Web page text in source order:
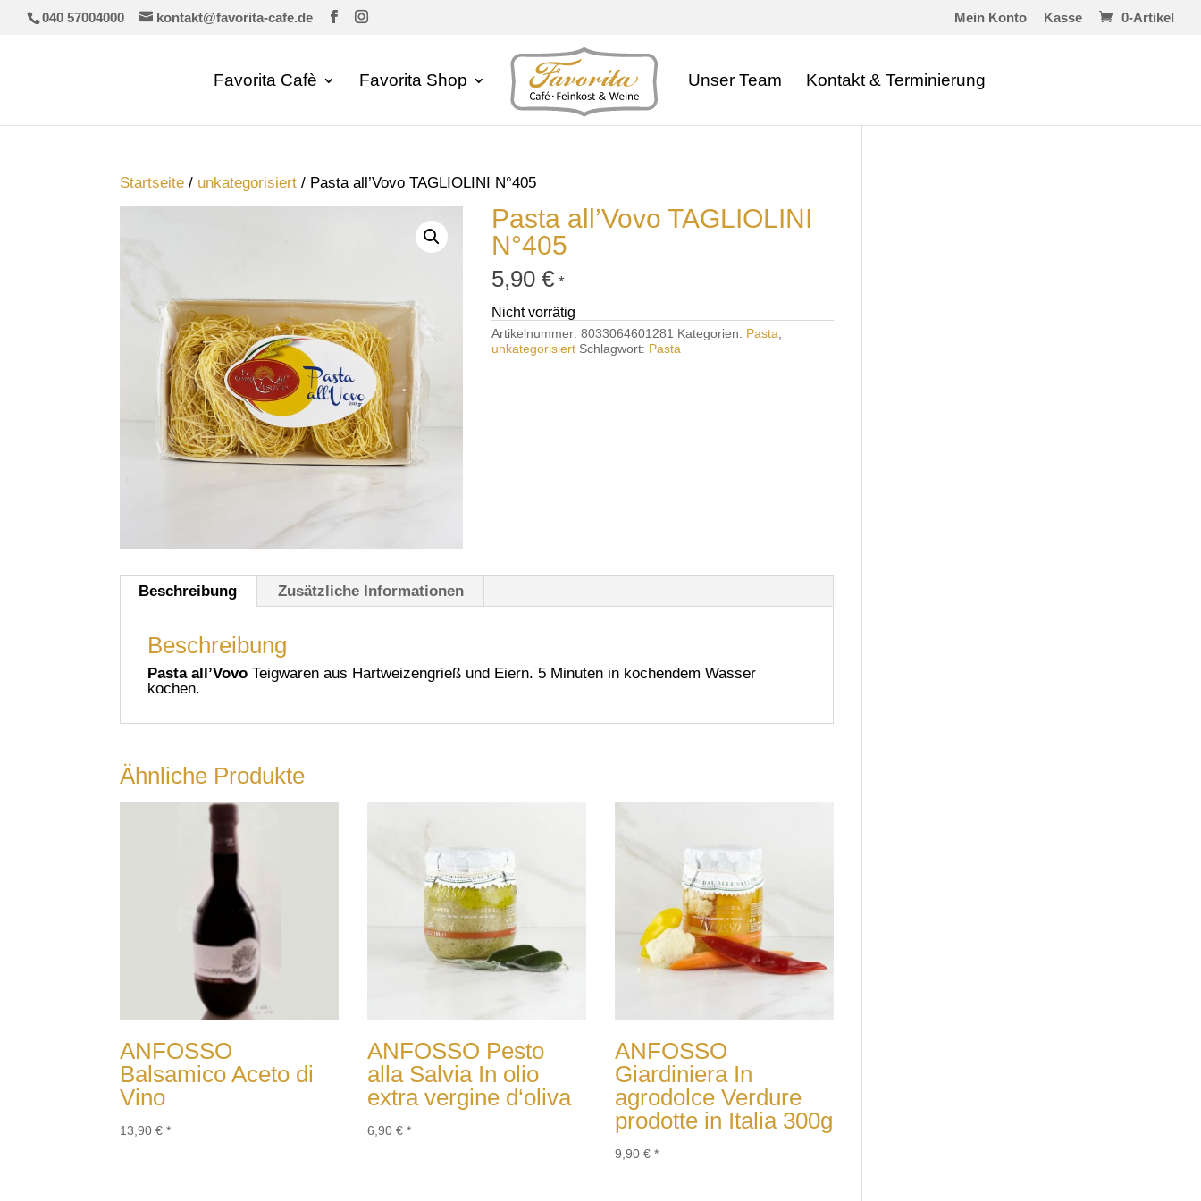
040 57004000 kontakt@favorita-cafe.de Mein Konto Kasse 0-Artikel
Favorita Cafè Favorita Shop Unser Team Kontakt & Terminierung
Startseite / unkategorisiert / Pasta all’Vovo TAGLIOLINI N°405
Pasta all’Vovo TAGLIOLINI
N°405
5,90 € *
Nicht vorrätig
Artikelnummer: 8033064601281 Kategorien: Pasta
unkategorisiert Schlagwort: Pasta
Beschreibung Zusätzliche Informationen
Beschreibung
Pasta all’Vovo Teigwaren aus Hartweizengrieß und Eiern. 5 Minuten in kochendem Wasser
kochen.
Ähnliche Produkte
ANFOSSO
Balsamico Aceto di
Vino
13,90€ *
ANFOSSO Pesto
alla Salvia In olio
extra vergine d‘oliva
6,90€ *
ANFOSSO
Giardiniera In
agrodolce Verdure
prodotte in Italia 300g
9,90€ *